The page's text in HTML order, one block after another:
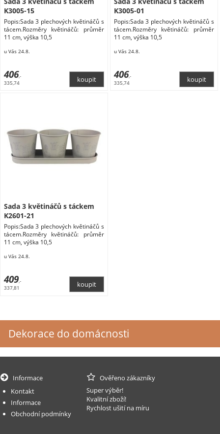
K3005-15
Popis:Sada 3 plechových květináčů s
tácem.Rozměry květináčů: průměr
11 cm, výška 10,5
u Vás 24.8.
406,-
335,74
K3005-01
Popis:Sada 3 plechových květináčů s
tácem.Rozměry květináčů: průměr
11 cm, výška 10,5
u Vás 24.8.
406,-
335,74
Sada 3 květináčů s táckem
K2601-21
Popis:Sada 3 plechových květináčů s
tácem.Rozměry květináčů: průměr
11 cm, výška 10,5
u Vás 24.8.
409,-
337,81
Dekorace do domácnosti
Informace
Kontakt
Informace
Obchodní podmínky
Ověřeno zákazníky
Super výběr!
Kvalitní zboží!
Rychlost ušití na míru